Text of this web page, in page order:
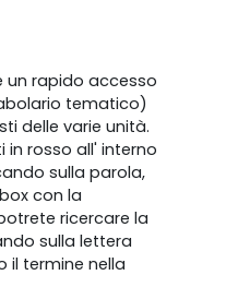
un rapido accesso
tematico)
delle varie unità.
in rosso all' interno
sulla parola,
con la
ricercare la
sulla lettera
il termine nella